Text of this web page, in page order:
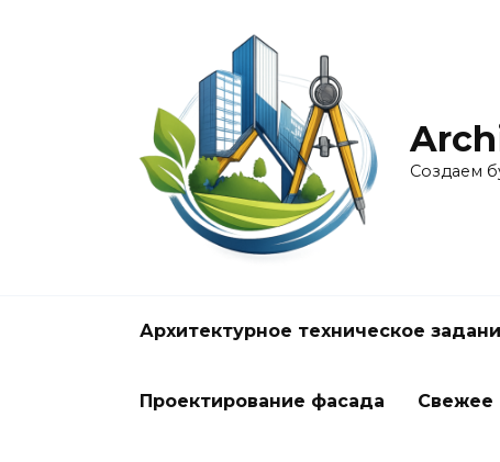
Создаем
Архитектурное техническое
Проектирование фасада Свежее